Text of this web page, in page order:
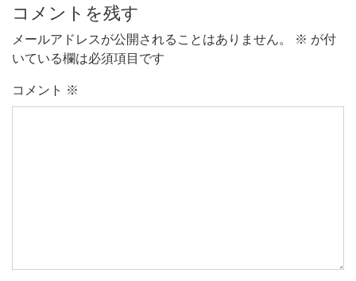
コメントを残す
メールアドレスが公開されることはありません。 ※ が付
いている欄は必須項目です
コメント ※